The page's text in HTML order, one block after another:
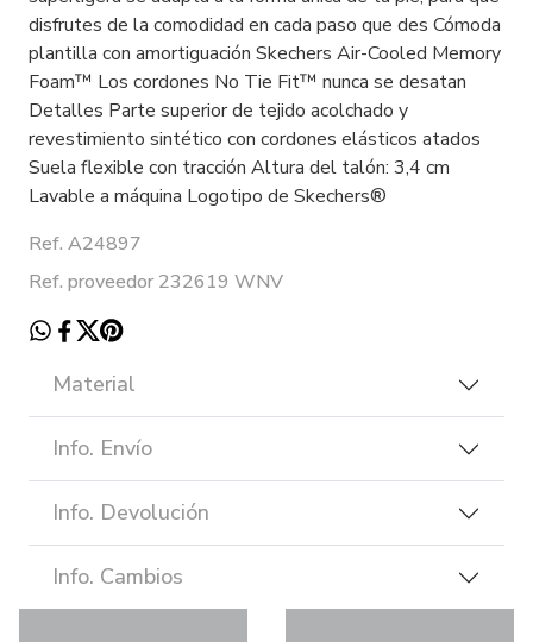
disfrutes de la comodidad en cada paso que des Cómoda
plantilla con amortiguación Skechers Air-Cooled Memory
Foam™ Los cordones No Tie Fit™ nunca se desatan
Detalles Parte superior de tejido acolchado y
revestimiento sintético con cordones elásticos atados
Suela flexible con tracción Altura del talón: 3,4 cm
Lavable a máquina Logotipo de Skechers®
Ref. A24897
Ref. proveedor 232619 WNV
Material
Info. Envío
Info. Devolución
Info. Cambios